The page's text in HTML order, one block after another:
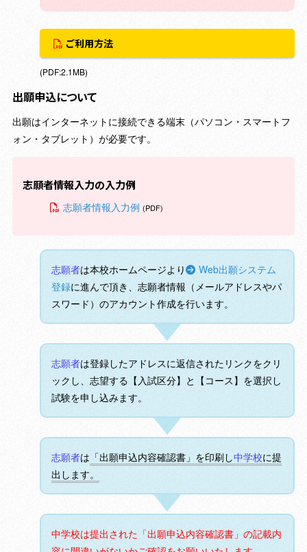
ご利用方法
(PDF:2.1MB)
出願申込について
出願はインターネットに接続できる端末（パソコン・スマートフ
ォン・タブレット）が必要です。
志願者情報入力の入力例
志願者情報入力例 (PDF)
志願者は本校ホームページより
Web出願システム
登録に進んで頂き、志願者情報（メールアドレスやパ
スワード）のアカウント作成を行います。
志願者は登録したアドレスに返信されたリンクをクリ
ックし、志望する【入試区分】と【コース】を選択し
試験を申し込みます。
志願者は 「出願申込内容確認書」を印刷し中学校に提
出します。
中学校は提出された「出願申込内容確認書」の記載内